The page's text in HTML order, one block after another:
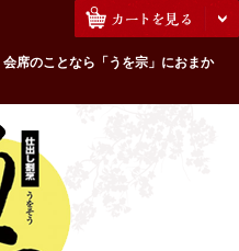
席のことなら「うを宗」におまか